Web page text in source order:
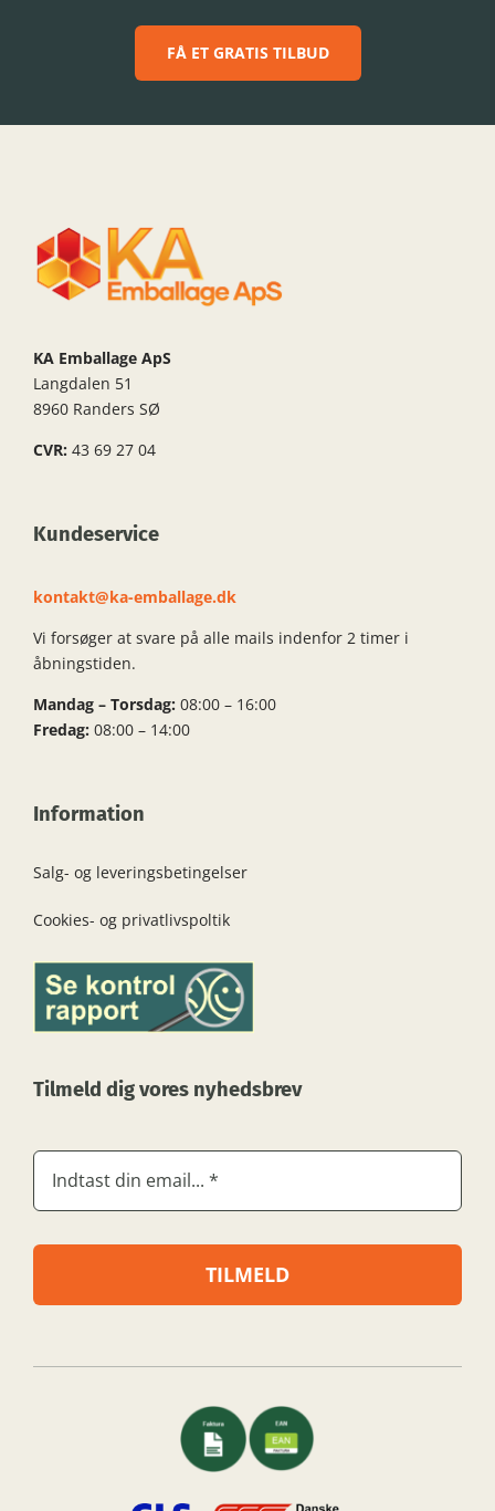
FÅ ET GRATIS TILBUD
KA Emballage ApS
Langdalen 51
8960 Randers SØ
CVR: 43 69 27 04
Kundeservice
kontakt@ka-emballage.dk
Vi forsøger at svare på alle mails indenfor 2 timer i
åbningstiden.
Mandag – Torsdag: 08:00 – 16:00
Fredag: 08:00 – 14:00
Information
Salg- og leveringsbetingelser
Cookies- og privatlivspoltik
Tilmeld dig vores nyhedsbrev
TILMELD